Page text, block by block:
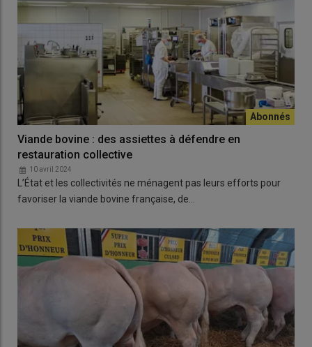
Viande bovine : des assiettes à défendre en
restauration collective
10 avril 2024
L’État et les collectivités ne ménagent pas leurs efforts pour
favoriser la viande bovine française, de…